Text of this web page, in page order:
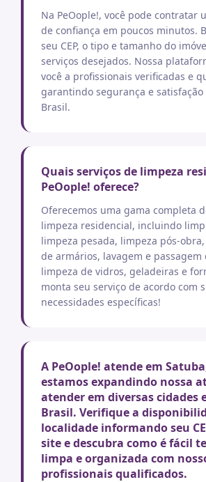
Na PeOople!, você pode contratar
de confiança em poucos minutos.
seu CEP, o tipo e tamanho do
serviços desejados. Nossa
você a profissionais verificadas e
garantindo segurança e satisfação
Brasil.
Quais serviços de limpeza
PeOople! oferece?
Oferecemos uma gama completa
limpeza residencial, incluindo
limpeza pesada, limpeza pós-
de armários, lavagem e passagem
limpeza de vidros, geladeiras e
monta seu serviço de acordo com
necessidades específicas!
A PeOople! atende em
estamos expandindo nossa
atender em diversas cidades
Brasil. Verifique a
localidade informando seu
site e descubra como é fácil
limpa e organizada com
profissionais qualificados.